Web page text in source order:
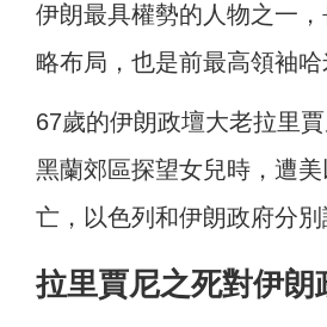
伊朗最具權勢的人物之一
略布局，也是前最高領袖哈
67歲的伊朗政壇大老拉里
黑蘭郊區探望女兒時，遭
亡，以色列和伊朗政府分別
拉里賈尼之死對伊朗